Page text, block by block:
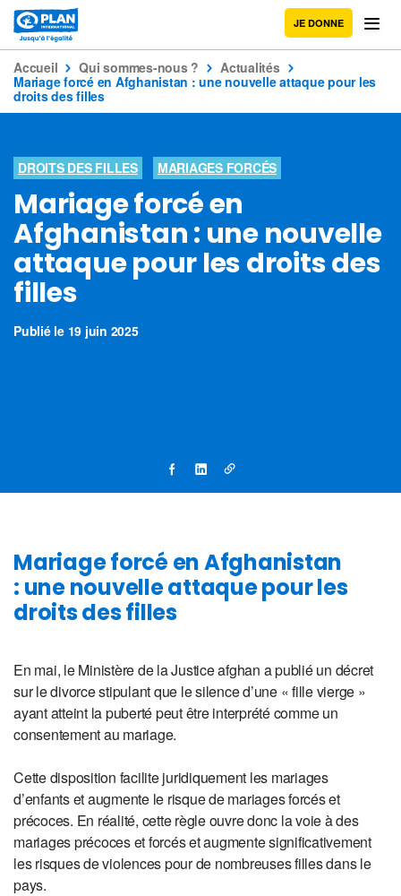
JE DONNE
Accueil Qui sommes-nous ?
Actualités
Mariage forcé en Afghanistan : une nouvelle attaque pour les
droits des filles
DROITS DES FILLES MARIAGES FORCÉS
Mariage forcé en
Afghanistan : une nouvelle
attaque pour les droits des
filles
Publié le 19 juin 2025
Mariage forcé en Afghanistan
: une nouvelle attaque pour les
droits des filles
En mai, le Ministère de la Justice afghan a publié un décret
sur le divorce stipulant que le silence d’une « fille vierge »
ayant atteint la puberté peut être interprété comme un
consentement au mariage.
Cette disposition facilite juridiquement les mariages
d’enfants et augmente le risque de mariages forcés et
précoces. En réalité, cette règle ouvre donc la voie à des
mariages précoces et forcés et augmente significativement
les risques de violences pour de nombreuses filles dans le
pays.